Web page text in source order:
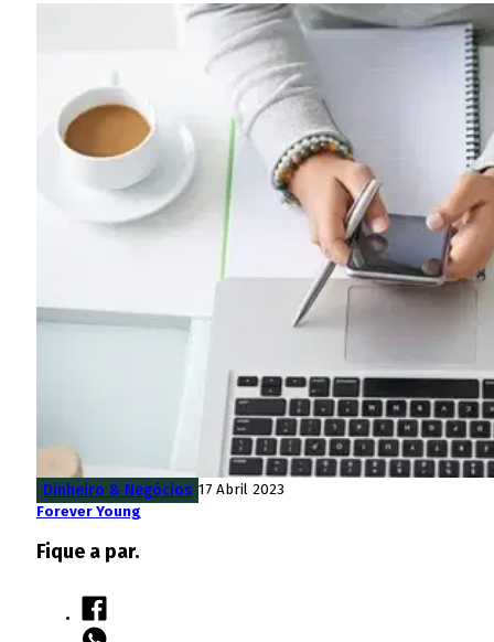
Dinheiro & Negócios 17 Abril 2023
Forever Young
Fique a par.